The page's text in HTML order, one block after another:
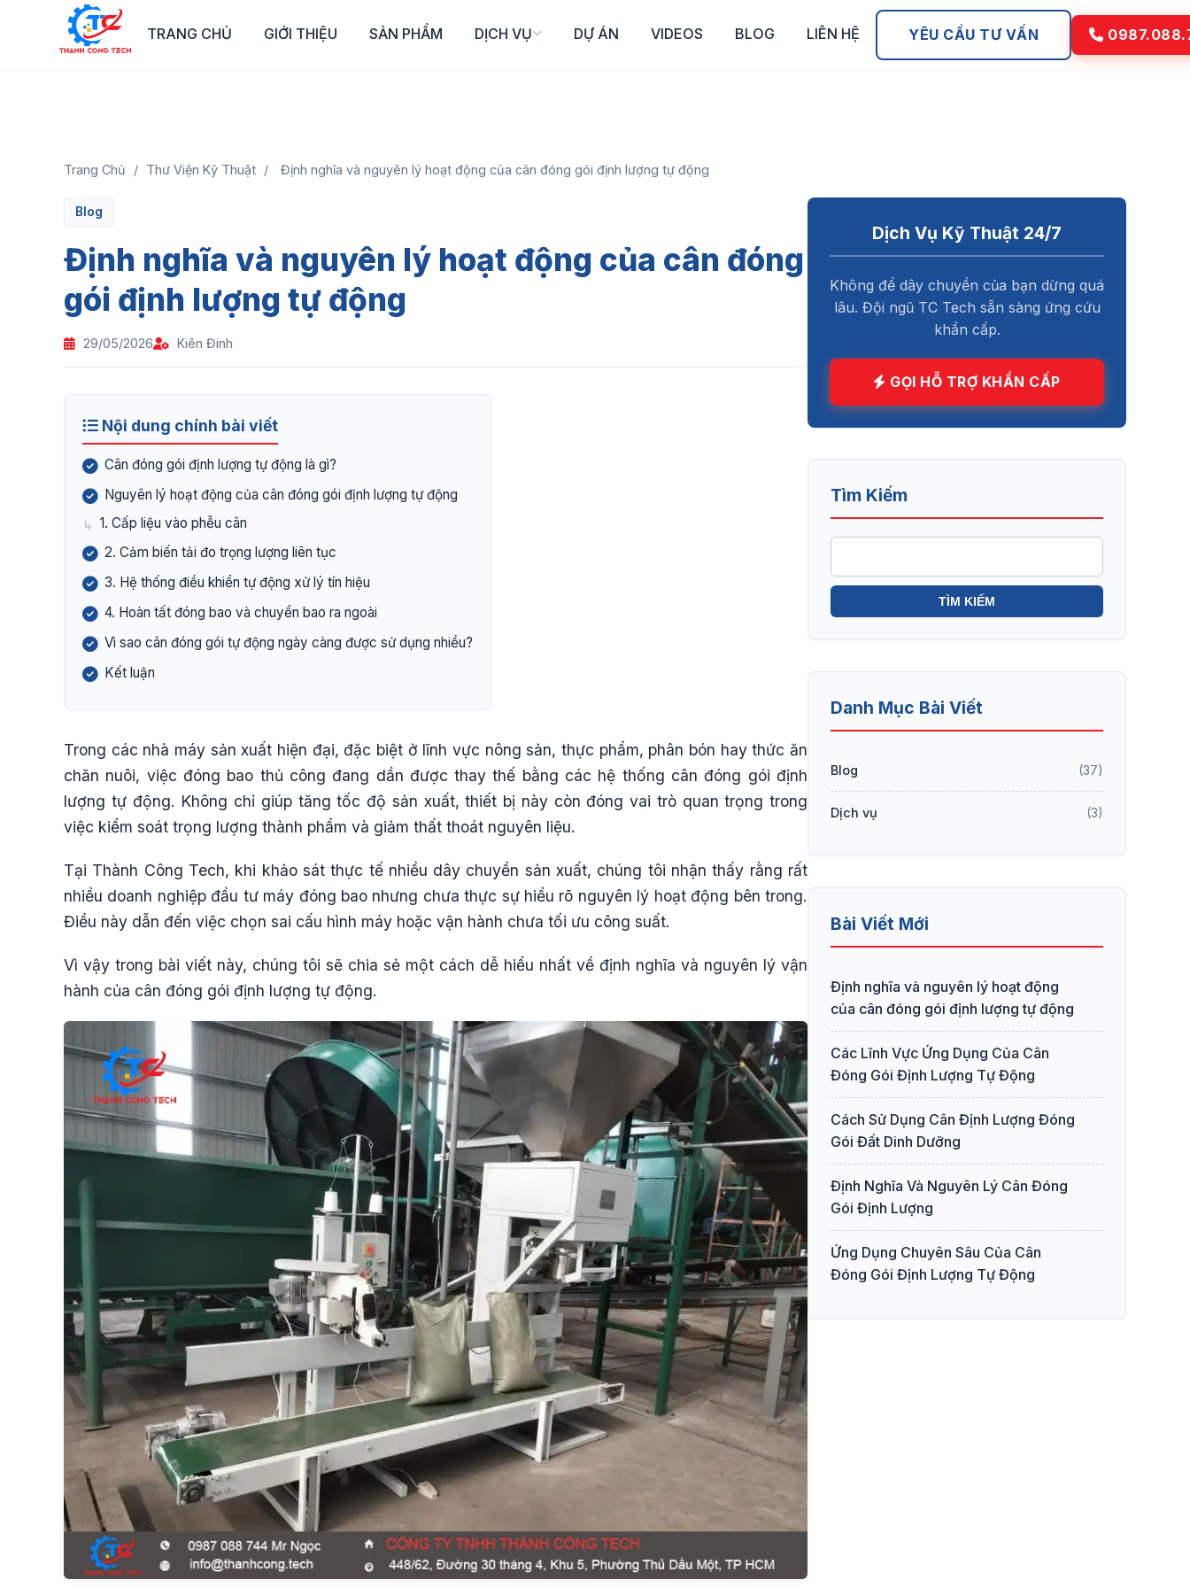
TRANG CHỦ GIỚI THIỆU SẢN PHẨM DỊCH VỤ DỰ ÁN VIDEOS BLOG LIÊN HỆ YÊU CẦU TƯ VẤN
Trang Chủ / Thư Viện Kỹ Thuật / Định nghĩa và nguyên lý hoạt động của cân đóng gói định lượng tự động
Blog
Định nghĩa và nguyên lý hoạt động của cân đóng
gói định lượng tự động
29/05/2026 Kiên Đinh
Nội dung chính bài viết
Cân đóng gói định lượng tự động là gì?
Nguyên lý hoạt động của cân đóng gói định lượng tự động
1. Cấp liệu vào phễu cân
2. Cảm biến tải đo trọng lượng liên tục
3. Hệ thống điều khiển tự động xử lý tín hiệu
4. Hoàn tất đóng bao và chuyển bao ra ngoài
Vì sao cân đóng gói tự động ngày càng được sử dụng nhiều?
Kết luận
Trong các nhà máy sản xuất hiện đại, đặc biệt ở lĩnh vực nông sản, thực phẩm, phân bón hay thức ăn
chăn nuôi, việc đóng bao thủ công đang dần được thay thế bằng các hệ thống cân đóng gói định
lượng tự động. Không chỉ giúp tăng tốc độ sản xuất, thiết bị này còn đóng vai trò quan trọng trong
việc kiểm soát trọng lượng thành phẩm và giảm thất thoát nguyên liệu.
Tại Thành Công Tech, khi khảo sát thực tế nhiều dây chuyền sản xuất, chúng tôi nhận thấy rằng rất
nhiều doanh nghiệp đầu tư máy đóng bao nhưng chưa thực sự hiểu rõ nguyên lý hoạt động bên trong.
Điều này dẫn đến việc chọn sai cấu hình máy hoặc vận hành chưa tối ưu công suất.
Vì vậy trong bài viết này, chúng tôi sẽ chia sẻ một cách dễ hiểu nhất về định nghĩa và nguyên lý vận
hành của cân đóng gói định lượng tự động.
Dịch Vụ Kỹ Thuật 24/7
Không để dây chuyền của bạn dừng quá
lâu. Đội ngũ TC Tech sẵn sàng ứng cứu
khẩn cấp.
GỌI HỖ TRỢ KHẨN CẤP
Tìm Kiếm
Danh Mục Bài Viết
Blog (37)
Dịch vụ (3)
Bài Viết Mới
Định nghĩa và nguyên lý hoạt động
của cân đóng gói định lượng tự động
Các Lĩnh Vực Ứng Dụng Của Cân
Đóng Gói Định Lượng Tự Động
Cách Sử Dụng Cân Định Lượng Đóng
Gói Đất Dinh Dưỡng
Định Nghĩa Và Nguyên Lý Cân Đóng
Gói Định Lượng
Ứng Dụng Chuyên Sâu Của Cân
Đóng Gói Định Lượng Tự Động